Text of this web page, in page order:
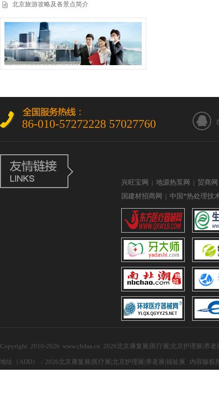
北京旅游攻略及各景点简介
86-010-57272228 57027760
兴旺宝网 | 地源热泵网 | 贸商网
国建材招商网
| 中国*热处理技
Copyright 2010-2026 www.cbdaa.cn 2026北京康复展|医疗展|北京护理展|
地址（ADD）：2026北京康复展|医疗展|北京护理展|养老展|福祉展 内容版